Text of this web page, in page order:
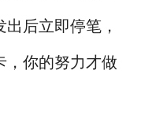
后立即停笔，
，你的努力才做